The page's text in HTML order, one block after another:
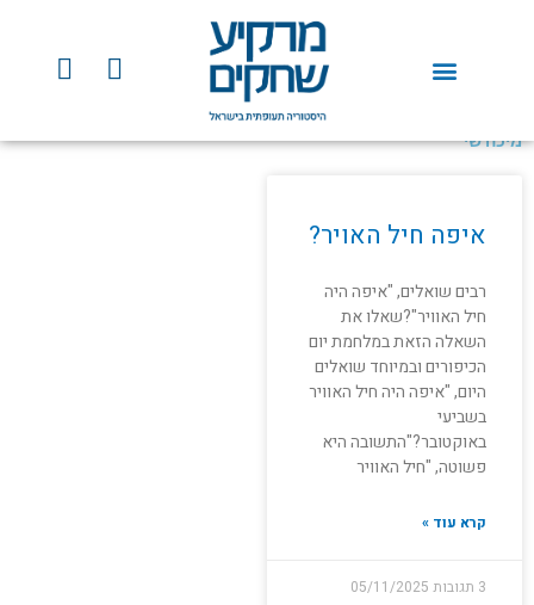
F
a
e
Y
o
t מיכה שי
איפה חיל האויר?
רבים שואלים, "איפה היה
חיל האוויר"?שאלו את
השאלה הזאת במלחמת יום
הכיפורים ובמיוחד שואלים
היום, "איפה היה חיל האוויר
בשביעי
באוקטובר?"התשובה היא
פשוטה, "חיל האוויר
קרא עוד »
3 תגובות 05/11/2025